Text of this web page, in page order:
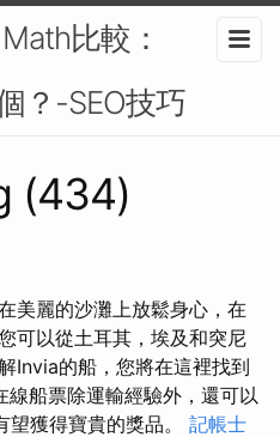
比較：
？-SEO技巧
(434)
美麗的沙灘上放鬆身心，在
可以從土耳其，埃及和突尼
Invia的船，您將在這裡找到
船票除運輸經驗外，還可以
獲得寶貴的獎品。 記帳士